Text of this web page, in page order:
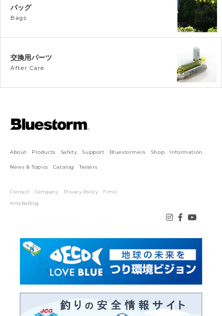
バッグ
Bags
交換用パーツ
After Care
About Products Safety Support Bluestormers Shop Information
News & Topics Catalog Testers
Contact Company Privacy Policy Fimo
AmebaBlog